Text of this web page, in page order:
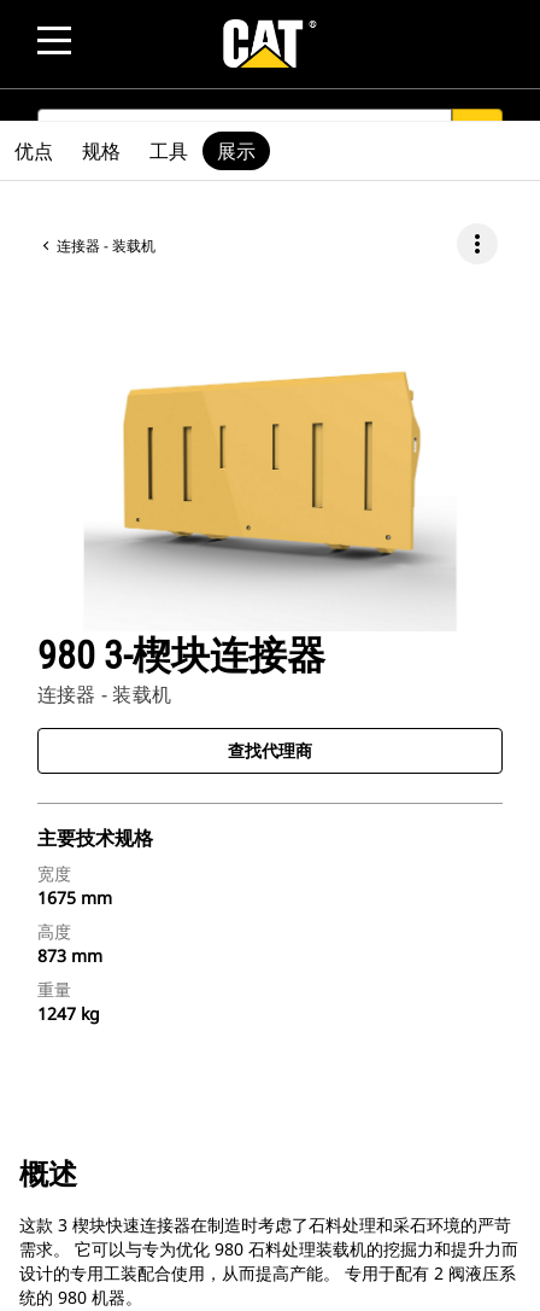
SEARCH
连接器 - 装载机 more_vert
980 3-楔块连接器
连接器 - 装载机
查找代理商
主要技术规格
宽度
1675 mm
高度
873 mm
重量
1247 kg
优点 规格 工具 展示
概述
这款 3 楔块快速连接器在制造时考虑了石料处理和采石环境的严苛
需求。 它可以与专为优化 980 石料处理装载机的挖掘力和提升力而
设计的专用工装配合使用，从而提高产能。 专用于配有 2 阀液压系
统的 980 机器。